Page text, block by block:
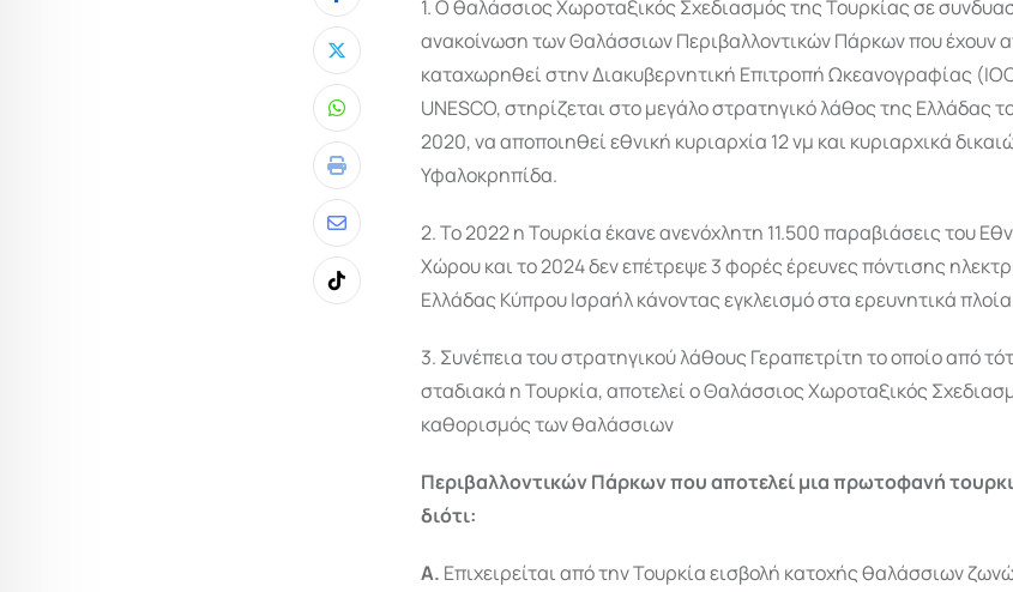
Whatsapp
Print
Share
via
Email
Tiktok
1. Ο θαλάσσιος Χωροταξικός Σχεδιασμός της Τουρκίας σε
ανακοίνωση των Θαλάσσιων Περιβαλλοντικών Πάρκων που έχουν
καταχωρηθεί στην Διακυβερνητική Επιτροπή Ωκεανογραφίας
UNESCO, στηρίζεται στο μεγάλο στρατηγικό λάθος της Ελλάδας
2020, να αποποιηθεί εθνική κυριαρχία 12 νμ και κυριαρχικά
Υφαλοκρηπίδα.
2. To 2022 η Τουρκία έκανε ανενόχλητη 11.500 παραβιάσεις του
Χώρου και το 2024 δεν επέτρεψε 3 φορές έρευνες πόντισης
Ελλάδας Κύπρου Ισραήλ κάνοντας εγκλεισμό στα ερευνητικά
3. Συνέπεια του στρατηγικού λάθους Γεραπετρίτη το οποίο από
σταδιακά η Τουρκία, αποτελεί ο Θαλάσσιος Χωροταξικός
καθορισμός των θαλάσσιων
Περιβαλλοντικών Πάρκων που αποτελεί μια πρωτοφανή
διότι:
Α. Επιχειρείται από την Τουρκία εισβολή κατοχής θαλάσσιων